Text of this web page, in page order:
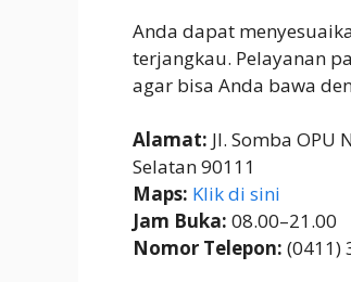
Anda dapat
terjangkau. Pelayanan
agar bisa Anda bawa
Alamat: Jl. Somba OPU
Selatan 90111
Maps: Klik di sini
Jam Buka: 08.00–21.00
Nomor Telepon: (0411)